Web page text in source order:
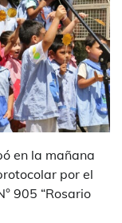
en la mañana
por el
905 “Rosario